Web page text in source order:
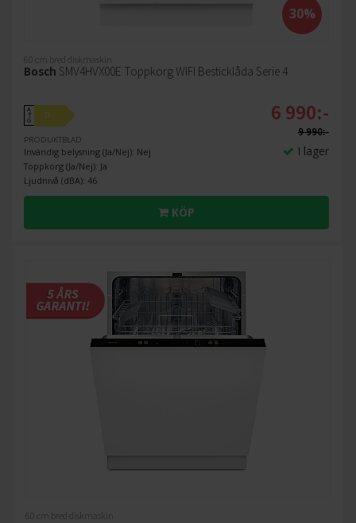
30%
60 cm bred diskmaskin
Bosch SMV4HVX00E Toppkorg WIFI Besticklåda Serie 4
A
↑
G
D
PRODUKTBLAD
Invändig belysning (Ja/Nej): Nej
Toppkorg (Ja/Nej): Ja
Ljudnivå (dBA): 46
6 990:-
9 990:-
I lager
KÖP
60 cm bred diskmaskin